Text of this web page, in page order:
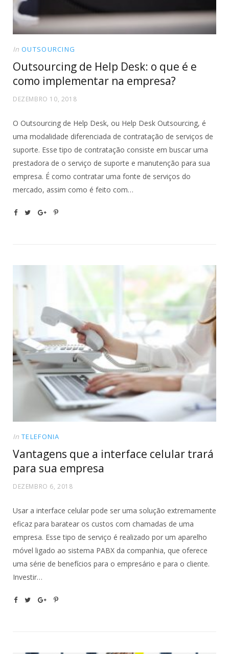
In OUTSOURCING
Outsourcing de Help Desk: o que é e
como implementar na empresa?
DEZEMBRO 10, 2018
O Outsourcing de Help Desk, ou Help Desk Outsourcing, é
uma modalidade diferenciada de contratação de serviços de
suporte. Esse tipo de contratação consiste em buscar uma
prestadora de o serviço de suporte e manutenção para sua
empresa. É como contratar uma fonte de serviços do
mercado, assim como é feito com…
In TELEFONIA
Vantagens que a interface celular trará
para sua empresa
DEZEMBRO 6, 2018
Usar a interface celular pode ser uma solução extremamente
eficaz para baratear os custos com chamadas de uma
empresa. Esse tipo de serviço é realizado por um aparelho
móvel ligado ao sistema PABX da companhia, que oferece
uma série de benefícios para o empresário e para o cliente.
Investir…